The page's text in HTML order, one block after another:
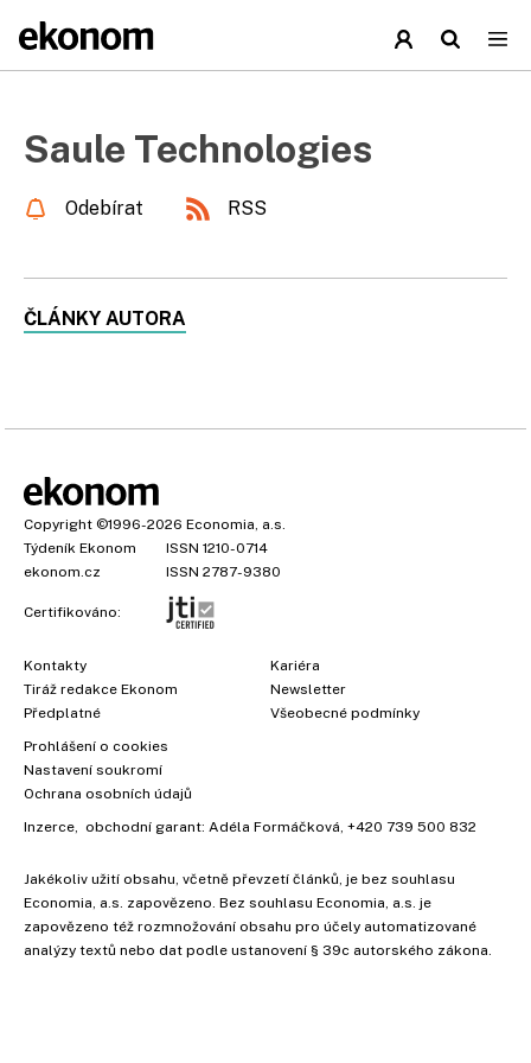
Saule Technologies
Odebírat RSS
ČLÁNKY AUTORA
Copyright ©1996-2026 Economia, a.s.
Týdeník Ekonom
ISSN 1210-0714
ekonom.cz
ISSN 2787-9380
Certifikováno:
Kontakty
Tiráž redakce Ekonom
Předplatné
Kariéra
Newsletter
Všeobecné podmínky
Prohlášení o cookies
Nastavení soukromí
Ochrana osobních údajů
Inzerce, obchodní garant: Adéla Formáčková, +420 739 500 832
Jakékoliv užití obsahu, včetně převzetí článků, je bez souhlasu
Economia, a.s. zapovězeno. Bez souhlasu Economia, a.s. je
zapovězeno též rozmnožování obsahu pro účely automatizované
analýzy textů nebo dat podle ustanovení § 39c autorského zákona.